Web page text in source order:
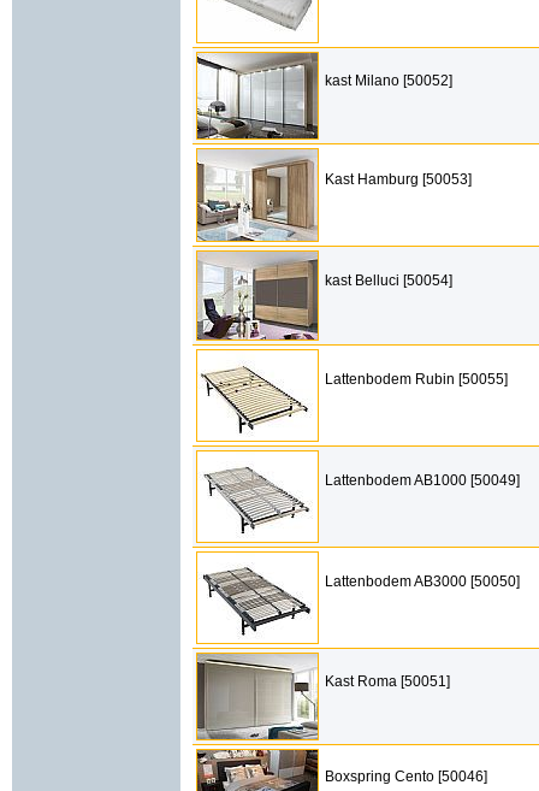
kast Milano [50052]
Kast Hamburg [50053]
kast Belluci [50054]
Lattenbodem Rubin [50055]
Lattenbodem AB1000 [50049]
Lattenbodem AB3000 [50050]
Kast Roma [50051]
Boxspring Cento [50046]